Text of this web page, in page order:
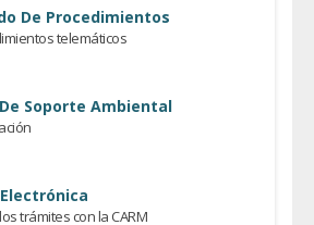
De Procedimientos
telemáticos
Soporte Ambiental
trámites con la CARM